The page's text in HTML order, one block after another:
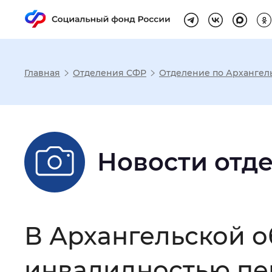
Настройка
Размер шрифта
Шрифт
Интервал между буквами:
Главная Отделения СФР Отделение по
Новости
В Архангельской